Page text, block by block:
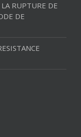
RUPTURE DE
DE